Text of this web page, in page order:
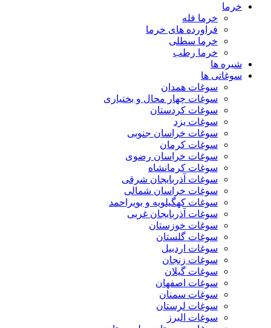
خرما
خرما فله
فراورده های خرما
خرما سطلی
خرما رطب
شیره ها
سوغاتی ها
سوغات همدان
سوغات چهار محال و بختیاری
سوغات کردستان
سوغات یزد
سوغات خراسان جنوبی
سوغات کرمان
سوغات خراسان رضوی
سوغات کرمانشاه
سوغات آذربایجان شرقی
سوغات خراسان شمالی
سوغات کهگیلویه و بویراحمد
سوغات آذربایجان غربی
سوغات خوزستان
سوغات گلستان
سوغات اردبیل
سوغات زنجان
سوغات گیلان
سوغات اصفهان
سوغات سمنان
سوغات لرستان
سوغات البرز